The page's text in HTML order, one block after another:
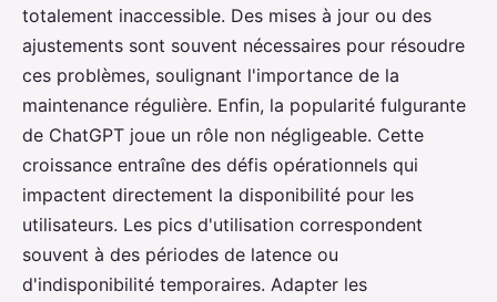
totalement inaccessible. Des mises à jour ou des
ajustements sont souvent nécessaires pour résoudre
ces problèmes, soulignant l'importance de la
maintenance régulière. Enfin, la popularité fulgurante
de ChatGPT joue un rôle non négligeable. Cette
croissance entraîne des défis opérationnels qui
impactent directement la disponibilité pour les
utilisateurs. Les pics d'utilisation correspondent
souvent à des périodes de latence ou
d'indisponibilité temporaires. Adapter les